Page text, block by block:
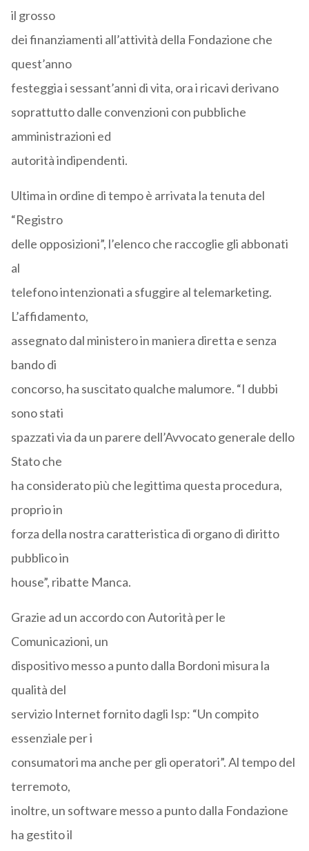
il grosso
dei finanziamenti all’attività della Fondazione che
quest’anno
festeggia i sessant’anni di vita, ora i ricavi derivano
soprattutto dalle convenzioni con pubbliche
amministrazioni ed
autorità indipendenti.
Ultima in ordine di tempo è arrivata la tenuta del
“Registro
delle opposizioni”, l’elenco che raccoglie gli abbonati
al
telefono intenzionati a sfuggire al telemarketing.
L’affidamento,
assegnato dal ministero in maniera diretta e senza
bando di
concorso, ha suscitato qualche malumore. “I dubbi
sono stati
spazzati via da un parere dell’Avvocato generale dello
Stato che
ha considerato più che legittima questa procedura,
proprio in
forza della nostra caratteristica di organo di diritto
pubblico in
house”, ribatte Manca.
Grazie ad un accordo con Autorità per le
Comunicazioni, un
dispositivo messo a punto dalla Bordoni misura la
qualità del
servizio Internet fornito dagli Isp: “Un compito
essenziale per i
consumatori ma anche per gli operatori”. Al tempo del
terremoto,
inoltre, un software messo a punto dalla Fondazione
ha gestito il